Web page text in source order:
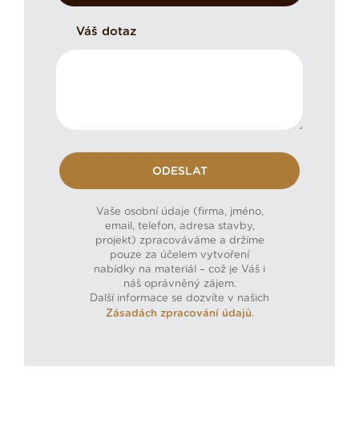
Váš dotaz
Vaše osobní údaje (firma, jméno,
email, telefon, adresa stavby,
projekt) zpracováváme a držíme
pouze za účelem vytvoření
nabídky na materiál – což je Váš i
náš oprávněný zájem.
Další informace se dozvíte v našich
Zásadách zpracování údajů.